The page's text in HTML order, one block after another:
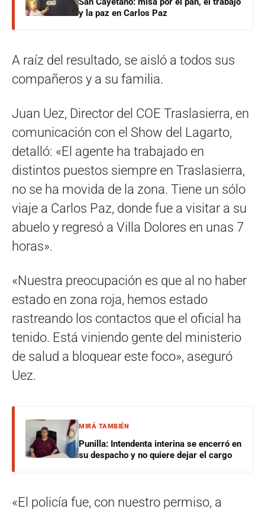
y la paz en Carlos Paz
A raíz del resultado, se aisló a todos sus
compañeros y a su familia.
Juan Uez, Director del COE Traslasierra, en
comunicación con el Show del Lagarto,
detalló: «El agente ha trabajado en
distintos puestos siempre en Traslasierra,
no se ha movida de la zona. Tiene un sólo
viaje a Carlos Paz, donde fue a visitar a su
abuelo y regresó a Villa Dolores en unas 7
horas».
«Nuestra preocupación es que al no haber
estado en zona roja, hemos estado
rastreando los contactos que el oficial ha
tenido. Está viniendo gente del ministerio
de salud a bloquear este foco», aseguró
Uez.
MIRÁ TAMBIÉN
Punilla: Intendenta interina se encerró en
su despacho y no quiere dejar el cargo
«El policía fue, con nuestro permiso, a